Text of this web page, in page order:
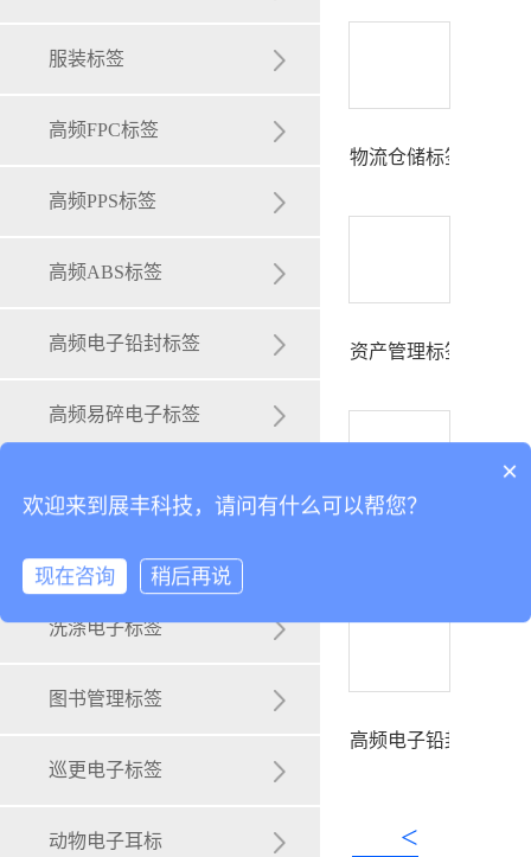
芯片卡组成
礼品卡
优惠卡
门票卡
防伪卡
行李卡
磁条卡
刮刮卡
签名条卡
异形卡/定制卡
NFC卡
服装标签
高频FPC标签
高频PPS标签
高频ABS标签
高频电子铅封标签
高频易碎电子标签
物流仓储标签
洗涤电子标签
图书管理标签
巡更电子标签
动物电子耳标
物流仓储标签
资产管理标签
高频电子铅封标签
<
×
欢迎来到展丰科技，请问有什么可以帮您？
现在咨询 稍后再说